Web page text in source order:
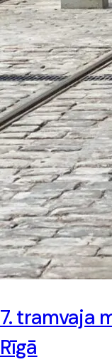
7. tramvaja
Rīgā